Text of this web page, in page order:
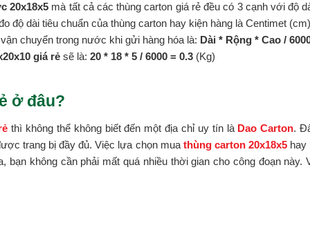
20x18x5 mà tất cả các thùng carton giá rẻ đều có 3 cạnh với độ
độ dài tiêu chuẩn của thùng carton hay kiện hàng là Centimet
chuyển trong nước khi gửi hàng hóa là: Dài * Rộng * Cao /
giá rẻ sẽ là: 20 * 18 * 5 / 6000 = 0.3 (Kg)
ở đâu?
thì không thể không biết đến một địa chỉ uy tín là Dao Carton.
trang bị đầy đủ. Việc lựa chọn mua thùng carton 20x18x5 hay
không cần phải mất quá nhiều thời gian cho công đoạn này.